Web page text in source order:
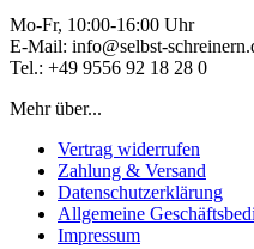
Mo-Fr, 10:00-16:00 Uhr
E-Mail: info@selbst-
Tel.: +49 9556 92 18 28 0
Mehr über...
Vertrag widerrufen
Zahlung & Versand
Datenschutzerklärung
Allgemeine
Impressum